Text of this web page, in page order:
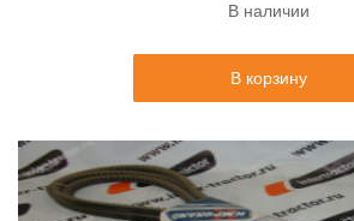
В наличии
В корзину